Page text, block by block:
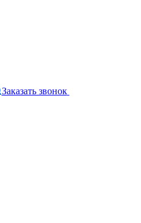
Заказать звонок